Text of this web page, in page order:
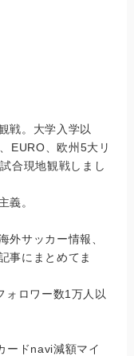
戦。大学入学以
EURO、欧州5大リ
合現地観戦しまし
義。
外サッカー情報、
事にまとめてま
ォロワー数1万人以
ードnavi減額マイ